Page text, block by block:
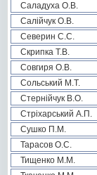
Саладуха О.В.
Салійчук О.В.
Северин С.С.
Скрипка Т.В.
Совгиря О.В.
Сольський М.Т.
Стернійчук В.О.
Стріхарський А.П.
Сушко П.М.
Тарасов О.С.
Тищенко М.М.